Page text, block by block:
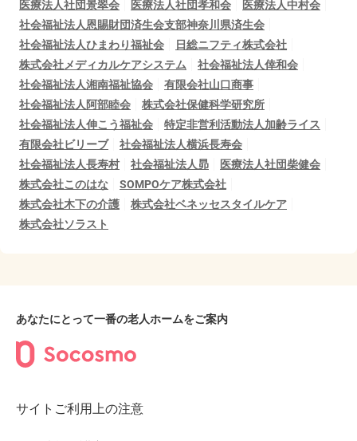
医療法人社団景翠会
医療法人社団孝和会
医療法人中村会
社会福祉法人恩賜財団済生会支部神奈川県済生会
社会福祉法人ひまわり福祉会
日総ニフティ株式会社
株式会社メディカルケアシステム
社会福祉法人倖和会
社会福祉法人湘南福祉協会
有限会社山口商事
社会福祉法人阿部睦会
株式会社保健科学研究所
社会福祉法人伸こう福祉会
特定非営利活動法人加齢ライス
有限会社ビリーブ
社会福祉法人横浜長寿会
社会福祉法人長寿村
社会福祉法人昴
医療法人社団柴健会
株式会社このはな
SOMPOケア株式会社
株式会社木下の介護
株式会社ベネッセスタイルケア
株式会社ソラスト
あなたにとって一番の老人ホームをご案内
サイトご利用上の注意